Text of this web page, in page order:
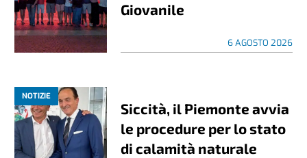
Giovanile
6 AGOSTO 2026
NOTIZIE
Siccità, il Piemonte avvia
le procedure per lo stato
di calamità naturale